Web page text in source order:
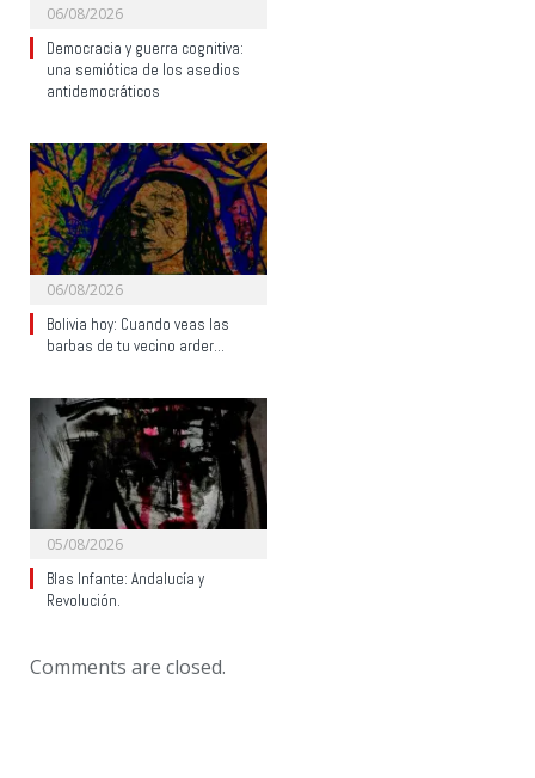
06/08/2026
Democracia y guerra cognitiva:
una semiótica de los asedios
antidemocráticos
06/08/2026
Bolivia hoy: Cuando veas las
barbas de tu vecino arder…
05/08/2026
Blas Infante: Andalucía y
Revolución.
Comments are closed.